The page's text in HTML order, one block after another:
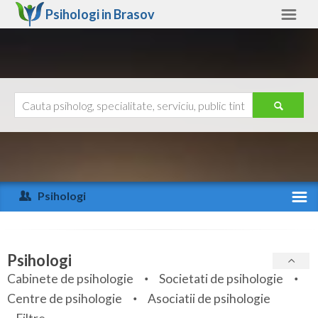
Psihologi in Brasov
Arad
Arges
Bihor
Bistrita-Nasaud
Ajutor
Psihologi
Specialitati
Servicii
Articole
Psihologi
Cabinete de psihologie
Societati de psihologie
Centre de psihologie
Asociatii de psihologie